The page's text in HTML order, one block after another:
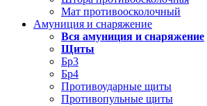
Мат противоосколочный
Амуниция и снаряжение
Вся амуниция и снаряжение
Щиты
Бр3
Бр4
Противоударные щиты
Противопульные щиты